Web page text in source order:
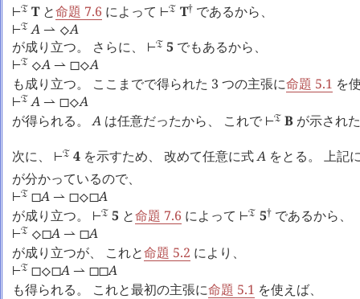
⊢󱁑 Tと命題 7.6 によって ⊢󱁑 T†であるから、
⊢󱁑 A ⇀ ⬦A
が成り立つ。 さらに、
⊢󱁑 5 でもあるから、
⊢󱁑 ⬦A ⇀ ◻⬦A
も成り立つ。 ここまでで得られた 3 つの主張に命題 5.1 を
⊢󱁑 A ⇀ ◻⬦A
が得られる。A は任意だったから、 これで ⊢󱁑 B が示され
次に、
⊢󱁑 4 を示すため、 改めて任意に式A をとる。 上記
が分かっているので、
⊢󱁑 ◻A ⇀ ◻⬦◻A
が成り立つ。
⊢󱁑 5 と命題 7.6 によって ⊢󱁑 5†であるから、
⊢󱁑 ⬦◻A ⇀ ◻A
が成り立つが、 これと命題 5.2 により、
⊢󱁑 ◻⬦◻A ⇀ ◻◻A
も得られる。 これと最初の主張に命題 5.1 を使えば、